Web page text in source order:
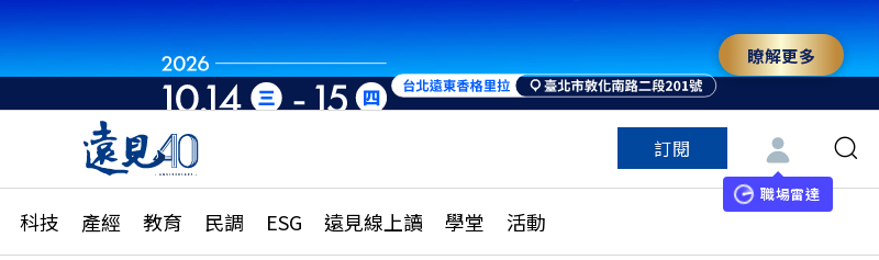
瞭解更多
訂閱
職場雷達
科技 產經 教育 民調 ESG 遠見線上讀 學堂 活動
特輯
大學升學、職涯攻略
縣市施政調查全解析
更多訂閱方案
特色頻道